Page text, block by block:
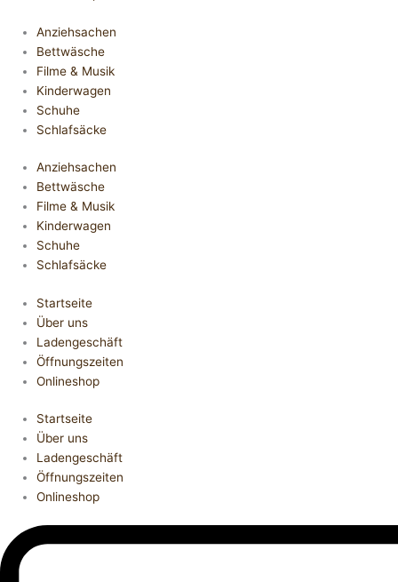
Anziehsachen
Bettwäsche
Filme & Musik
Kinderwagen
Schuhe
Schlafsäcke
Anziehsachen
Bettwäsche
Filme & Musik
Kinderwagen
Schuhe
Schlafsäcke
Startseite
Über uns
Ladengeschäft
Öffnungszeiten
Onlineshop
Startseite
Über uns
Ladengeschäft
Öffnungszeiten
Onlineshop